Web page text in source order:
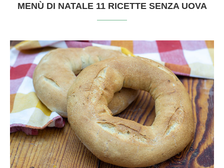
MENÙ DI NATALE 11 RICETTE SENZA UOVA